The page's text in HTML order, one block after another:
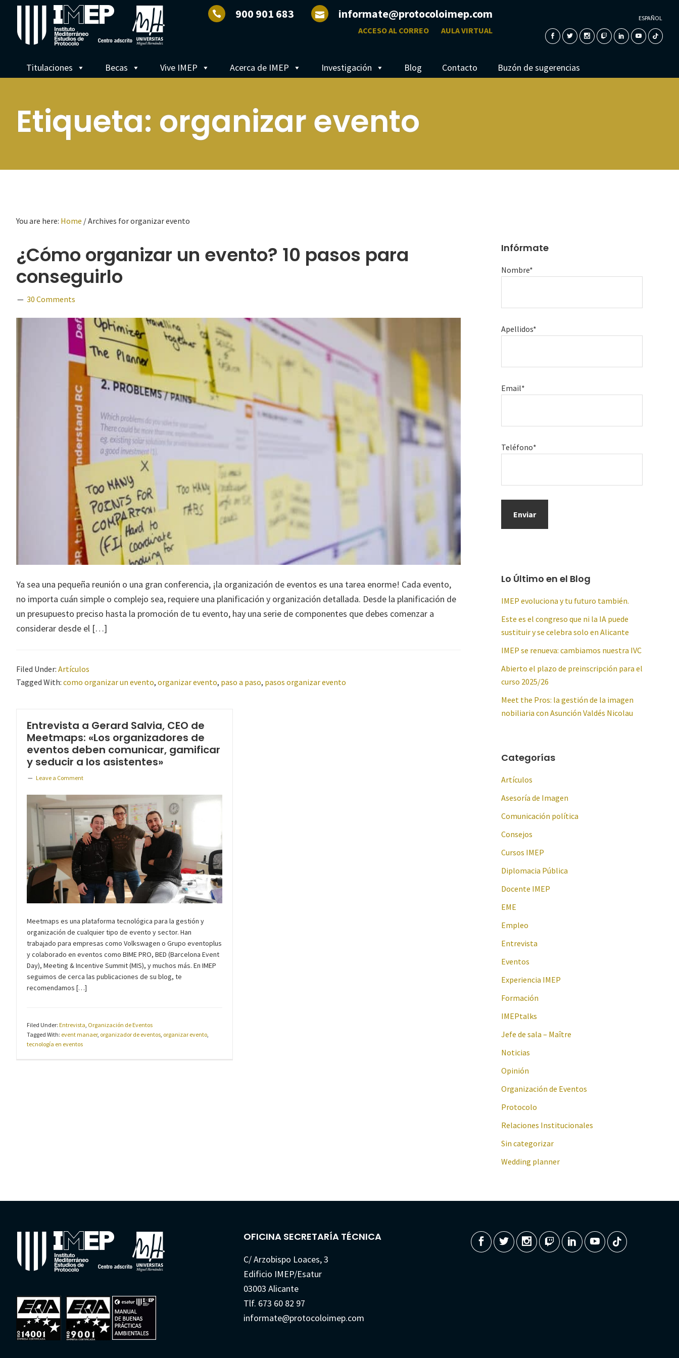
900 901 683 informate@protocoloimep.com
ACCESO AL CORREO AULA VIRTUAL
ESPAÑOL
Titulaciones Becas Vive IMEP Acerca de IMEP Investigación Blog Contacto Buzón de sugerencias
Etiqueta: organizar evento
You are here: Home /Archives for organizar evento
¿Cómo organizar un evento? 10 pasos para
conseguirlo
30 Comments
Ya sea una pequeña reunión o una gran conferencia, ¡la organización de eventos es una tarea enorme! Cada evento,
no importa cuán simple o complejo sea, requiere una planificación y organización detallada. Desde la planificación de
un presupuesto preciso hasta la promoción de tu evento, hay una serie de componentes que debes comenzar a
considerar desde el […]
Filed Under: Artículos
Tagged With: como organizar un evento, organizar evento, paso a paso, pasos organizar evento
Entrevista a Gerard Salvia, CEO de
Meetmaps: «Los organizadores de
eventos deben comunicar, gamificar
y seducir a los asistentes»
Leave a Comment
Meetmaps es una plataforma tecnológica para la gestión y
organización de cualquier tipo de evento y sector. Han
trabajado para empresas como Volkswagen o Grupo eventoplus
y colaborado en eventos como BIME PRO, BED (Barcelona Event
Day), Meeting & Incentive Summit (MIS), y muchos más. En IMEP
seguimos de cerca las publicaciones de su blog, te
recomendamos […]
Filed Under: Entrevista Organización de Eventos
Tagged With: event manaer, organizador de eventos organizar evento
tecnología en eventos
Infórmate
Nombre*
Apellidos*
Email*
Teléfono*
Lo Último en el Blog
IMEP evoluciona y tu futuro también.
Este es el congreso que ni la IA puede
sustituir y se celebra solo en Alicante
IMEP se renueva: cambiamos nuestra IVC
Abierto el plazo de preinscripción para el
curso 2025/26
Meet the Pros: la gestión de la imagen
nobiliaria con Asunción Valdés Nicolau
Categorías
Artículos
Asesoría de Imagen
Comunicación política
Consejos
Cursos IMEP
Diplomacia Pública
Docente IMEP
EME
Empleo
Entrevista
Eventos
Experiencia IMEP
Formación
IMEPtalks
Jefe de sala – Maître
Noticias
Opinión
Organización de Eventos
Protocolo
Relaciones Institucionales
Sin categorizar
Wedding planner
OFICINA SECRETARÍA TÉCNICA
C/ Arzobispo Loaces, 3
Edificio IMEP/Esatur
03003 Alicante
Tlf. 673 60 82 97
informate@protocoloimep.com